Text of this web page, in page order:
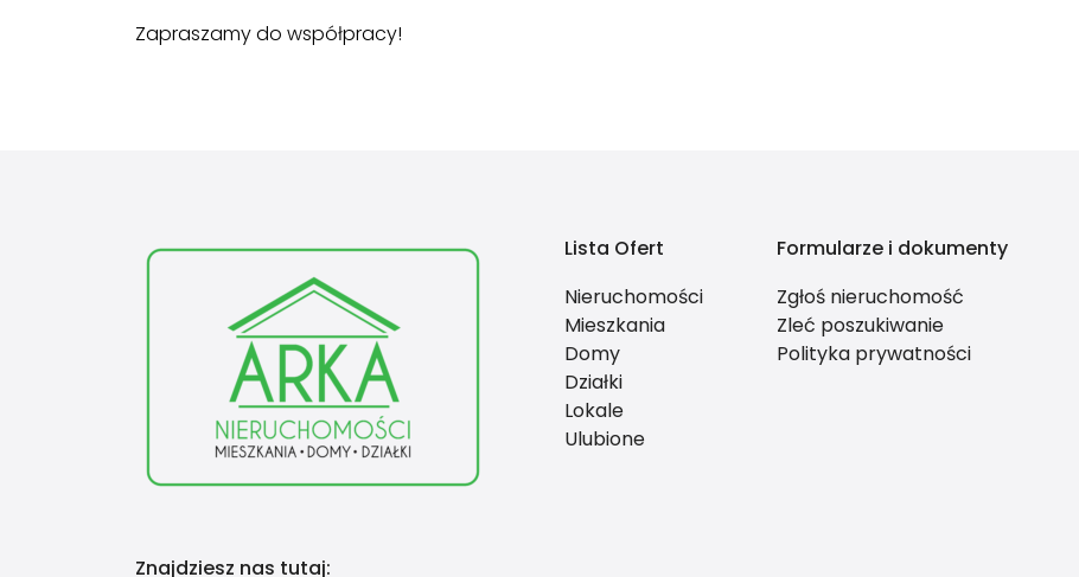
Zapraszamy do współpracy!
Lista Ofert
Nieruchomości
Mieszkania
Domy
Działki
Lokale
Ulubione
Formularze i dokumenty
Zgłoś nieruchomość
Zleć poszukiwanie
Polityka prywatności
Znajdziesz nas tutaj: